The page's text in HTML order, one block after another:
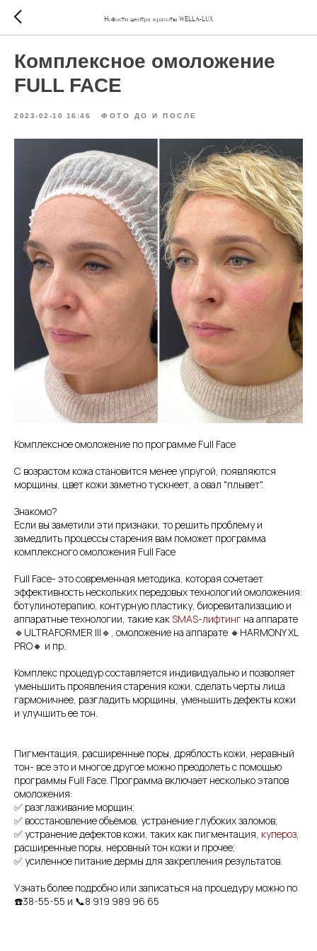
Новости центра красоты WELLA-LUX
Комплексное омоложение
FULL FACE
2023-02-10 16:46 ФОТО ДО И ПОСЛЕ
Комплексное омоложение по программе Full Face
С возрастом кожа становится менее упругой, появляются
морщины, цвет кожи заметно тускнеет, а овал "плывет".
Знакомо?
Если вы заметили эти признаки, то решить проблему и
замедлить процессы старения вам поможет программа
комплексного омоложения Full Face
Full Face- это современная методика, которая сочетает
эффективность нескольких передовых технологий омоложения:
ботулинотерапию, контурную пластику, биоревитализацию и
аппаратные технологии, такие какSMAS-лифтинг на аппарате
🔹️ULTRAFORMER III🔹️, омоложение на аппарате 🔸️HARMONY XL
PRO🔸️ и пр.
Комплекс процедур составляется индивидуально и позволяет
уменьшить проявления старения кожи, сделать черты лица
гармоничнее, разгладить морщины, уменьшить дефекты кожи
и улучшить ее тон.
Пигментация, расширенные поры, дряблость кожи, неравный
тон- все это и многое другое можно преодолеть с помощью
программы Full Face. Программа включает несколько этапов
омоложения:
✅ разглаживание морщин;
✅ восстановление обьемов, устранение глубоких заломов;
✅ устранение дефектов кожи, таких как пигментация, купероз,
расширенные поры, неровный тон кожи и прочее;
✅ усиленное питание дермы для закрепления результатов.
Узнать более подробно или записаться на процедуру можно по
☎️38-55-55 и 📞8 919 989 96 65